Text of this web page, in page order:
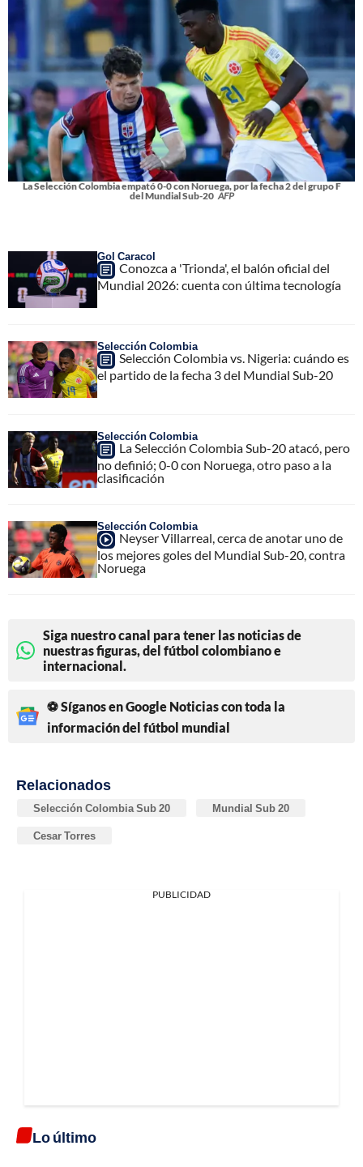
La Selección Colombia empató 0-0 con Noruega, por la fecha 2 del grupo F
del Mundial Sub-20 AFP
Gol Caracol
Conozca a 'Trionda', el balón oficial del
Mundial 2026: cuenta con última tecnología
Selección Colombia
Selección Colombia vs. Nigeria: cuándo es
el partido de la fecha 3 del Mundial Sub-20
Selección Colombia
La Selección Colombia Sub-20 atacó, pero
no definió; 0-0 con Noruega, otro paso a la
clasificación
Selección Colombia
Neyser Villarreal, cerca de anotar uno de
los mejores goles del Mundial Sub-20, contra
Noruega
Siga nuestro canal para tener las noticias de
nuestras figuras, del fútbol colombiano e
internacional.
⚽ Síganos en Google Noticias con toda la
información del fútbol mundial
Relacionados
Selección Colombia Sub 20 Mundial Sub 20
Cesar Torres
PUBLICIDAD
Lo último